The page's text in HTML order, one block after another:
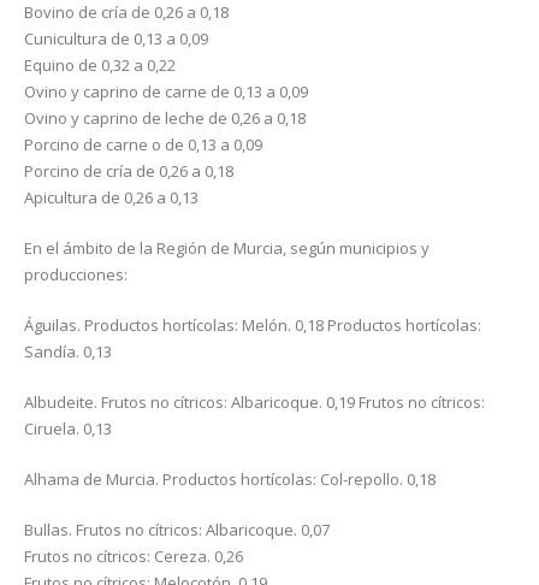
Bovino de cría de 0,26 a 0,18
Cunicultura de 0,13 a 0,09
Equino de 0,32 a 0,22
Ovino y caprino de carne de 0,13 a 0,09
Ovino y caprino de leche de 0,26 a 0,18
Porcino de carne o de 0,13 a 0,09
Porcino de cría de 0,26 a 0,18
Apicultura de 0,26 a 0,13
En el ámbito de la Región de Murcia, según municipios y
producciones:
Águilas. Productos hortícolas: Melón. 0,18 Productos hortícolas:
Sandía. 0,13
Albudeite. Frutos no cítricos: Albaricoque. 0,19 Frutos no cítricos:
Ciruela. 0,13
Alhama de Murcia. Productos hortícolas: Col-repollo. 0,18
Bullas. Frutos no cítricos: Albaricoque. 0,07
Frutos no cítricos: Cereza. 0,26